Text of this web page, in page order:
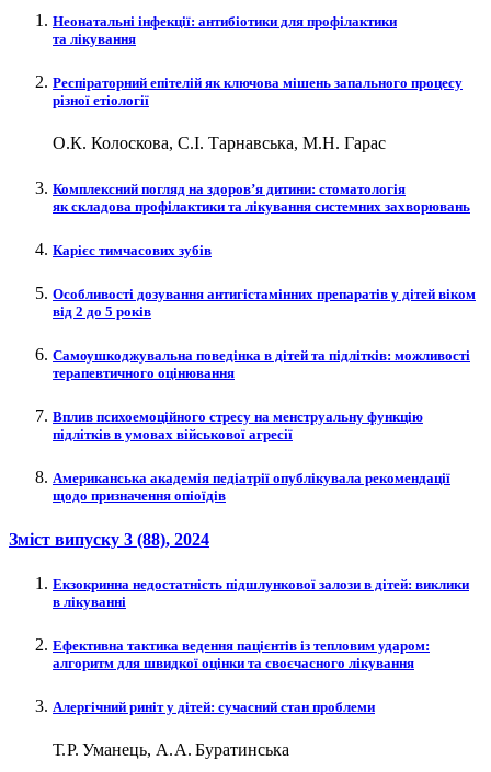
Неонатальні інфекції: антибіотики для профілактики
та лікування
Респіраторний епітелій як ключова мішень запального процесу
різної етіології
О.К. Колоскова, С.І. Тарнавська, М.Н. Гарас
Комплексний погляд на здоров’я дитини: стоматологія
як складова профілактики та лікування системних захворювань
Карієс тимчасових зубів
Особливості дозування антигістамінних препаратів у дітей віком
від 2 до 5 років
Самоушкоджувальна поведінка в дітей та підлітків: можливості
терапевтичного оцінювання
Вплив психоемоційного стресу на менструальну функцію
підлітків в умовах військової агресії
Американська академія педіатрії опублікувала рекомендації
щодо призначення опіоїдів
Зміст випуску 3 (88), 2024
Екзокринна недостатність підшлункової залози в дітей: ​виклики
в лікуванні
Ефективна тактика ведення пацієнтів із тепловим ударом:
алгоритм для швидкої оцінки та своєчасного лікування
Алергічний риніт у дітей: сучасний стан проблеми
Т. Р. Уманець, А. А. Буратинська